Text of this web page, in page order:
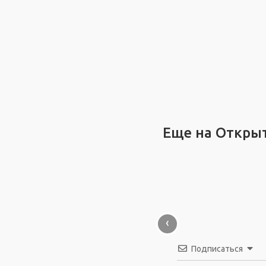
Еще на
‹
Подписаться